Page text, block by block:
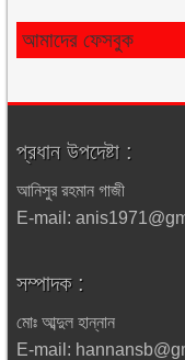
আমাদের ফেসবুক
প্রধান উপদেষ্টা :
আনিসুর রহমান গাজী
E-mail:
সম্পাদক :
মোঃ আব্দুল হান্নান
E-mail: